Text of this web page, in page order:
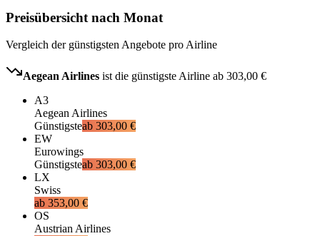
Preisübersicht nach Monat
Vergleich der günstigsten Angebote pro Airline
Aegean Airlines ist die günstigste Airline ab 303,00 €
A3
Aegean Airlines
Günstigsteab 303,00 €
EW
Eurowings
Günstigsteab 303,00 €
LX
Swiss
ab 353,00 €
OS
Austrian Airlines